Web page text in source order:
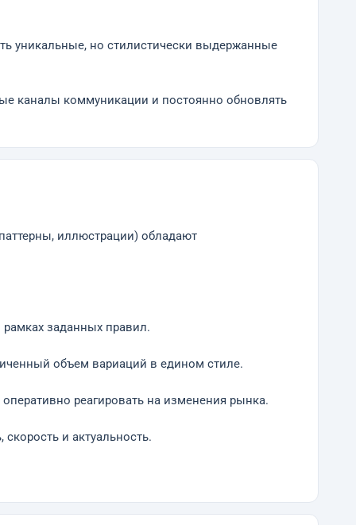
уникальные, но стилистически выдержанные
каналы коммуникации и постоянно обновлять
иллюстрации) обладают
заданных правил.
объем вариаций в едином стиле.
реагировать на изменения рынка.
и актуальность.